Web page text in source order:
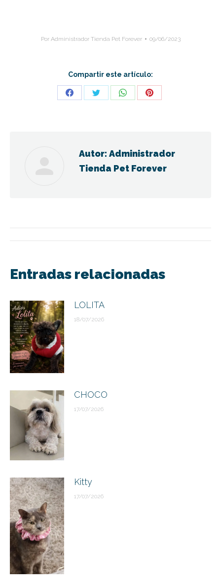
Por Administrador Tienda Pet Forever 09/06/2023
Compartir este artículo:
Share
Share
Share
Share
Autor: Administrador
Tienda Pet Forever
Navegación
entre
Entradas relacionadas
LOLITA
18/07/2026
CHOCO
17/07/2026
Kitty
17/07/2026